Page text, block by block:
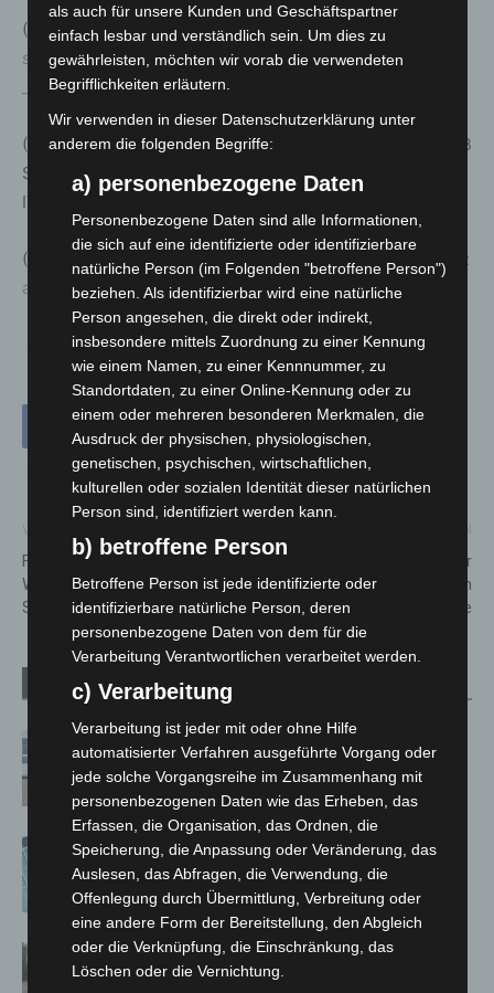
(3)
https://www.bsi.bund.de/SharedDocs/Cybersicherheit
swarnungen/DE/2021/2021-269486-1032.pdf?
__blob=publicationFile&;v=3
(4)https://www.bsi.bund.de/SharedDocs/Downloads/DE/B
SI/Cyber-Sicherheit/Themen/Ransomware_Erste-Hilfe-
IT-Sicherheitsvorfall.html
(5)
https://www.polizei.de/Polizei/DE/Einrichtungen/ZAC/z
ac_node.html
Feuerwehr löscht
Wohnungsbrand in Hannover-
Sahlkamp
Polizei ermittelt vier
Tatverdächtige nach
Raubserie
Verwandte Artikel Mehr vom Autor
Niedersachsen: Feuerwehrkräfte
kehren nach Waldbrandeinsatz aus
Spanien zurück
Anklage nach Abschaltung von
„Archetyp Market“ erhoben
Hannover: Polizei stoppt 166
Trunkenheitsfahrten bei
als auch für unsere Kunden und Geschäftspartner
einfach lesbar und verständlich sein. Um dies zu
gewährleisten, möchten wir vorab die verwendeten
Begrifflichkeiten erläutern.
Wir verwenden in dieser Datenschutzerklärung unter
anderem die folgenden Begriffe:
a) personenbezogene Daten
Personenbezogene Daten sind alle Informationen,
die sich auf eine identifizierte oder identifizierbare
natürliche Person (im Folgenden "betroffene Person")
beziehen. Als identifizierbar wird eine natürliche
Person angesehen, die direkt oder indirekt,
insbesondere mittels Zuordnung zu einer Kennung
wie einem Namen, zu einer Kennnummer, zu
Standortdaten, zu einer Online-Kennung oder zu
einem oder mehreren besonderen Merkmalen, die
Ausdruck der physischen, physiologischen,
genetischen, psychischen, wirtschaftlichen,
kulturellen oder sozialen Identität dieser natürlichen
Person sind, identifiziert werden kann.
b) betroffene Person
Betroffene Person ist jede identifizierte oder
identifizierbare natürliche Person, deren
personenbezogene Daten von dem für die
Verarbeitung Verantwortlichen verarbeitet werden.
c) Verarbeitung
Verarbeitung ist jeder mit oder ohne Hilfe
automatisierter Verfahren ausgeführte Vorgang oder
jede solche Vorgangsreihe im Zusammenhang mit
personenbezogenen Daten wie das Erheben, das
Erfassen, die Organisation, das Ordnen, die
Speicherung, die Anpassung oder Veränderung, das
Auslesen, das Abfragen, die Verwendung, die
Offenlegung durch Übermittlung, Verbreitung oder
eine andere Form der Bereitstellung, den Abgleich
oder die Verknüpfung, die Einschränkung, das
Löschen oder die Vernichtung.